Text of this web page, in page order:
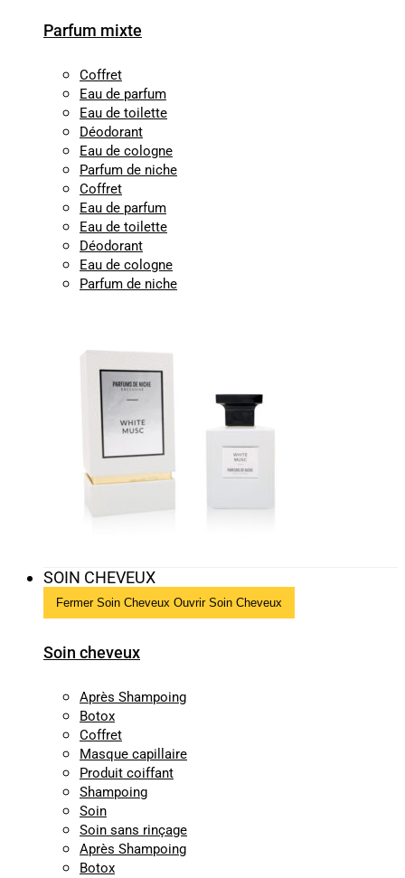
Parfum mixte
Coffret
Eau de parfum
Eau de toilette
Déodorant
Eau de cologne
Parfum de niche
Coffret
Eau de parfum
Eau de toilette
Déodorant
Eau de cologne
Parfum de niche
SOIN CHEVEUX
Fermer Soin Cheveux Ouvrir Soin Cheveux
Soin cheveux
Après Shampoing
Botox
Coffret
Masque capillaire
Produit coiffant
Shampoing
Soin
Soin sans rinçage
Après Shampoing
Botox